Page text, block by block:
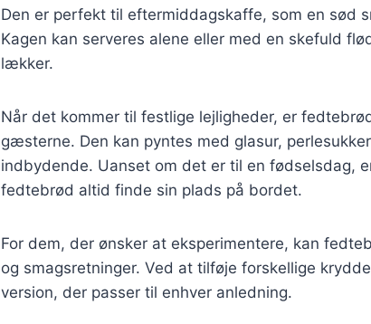
Den er perfekt til eftermiddagskaffe, som en sød
Kagen kan serveres alene eller med en skefuld
lækker.
Når det kommer til festlige lejligheder, er
gæsterne. Den kan pyntes med glasur,
indbydende. Uanset om det er til en fødselsdag,
fedtebrød altid finde sin plads på bordet.
For dem, der ønsker at eksperimentere, kan
og smagsretninger. Ved at tilføje forskellige
version, der passer til enhver anledning.